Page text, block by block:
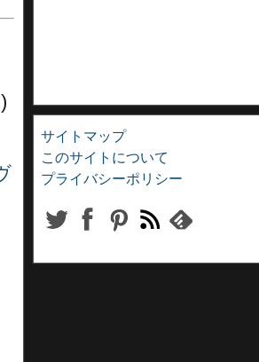
)
サイトマップ
このサイトについて
プライバシーポリシー